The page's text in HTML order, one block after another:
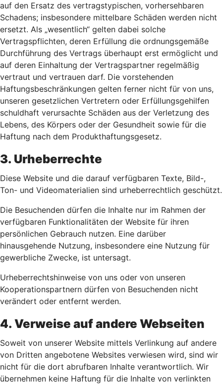
auf den Ersatz des vertragstypischen, vorhersehbaren
Schadens; insbesondere mittelbare Schäden werden nicht
ersetzt. Als „wesentlich“ gelten dabei solche
Vertragspflichten, deren Erfüllung die ordnungsgemäße
Durchführung des Vertrags überhaupt erst ermöglicht und
auf deren Einhaltung der Vertragspartner regelmäßig
vertraut und vertrauen darf. Die vorstehenden
Haftungsbeschränkungen gelten ferner nicht für von uns,
unseren gesetzlichen Vertretern oder Erfüllungsgehilfen
schuldhaft verursachte Schäden aus der Verletzung des
Lebens, des Körpers oder der Gesundheit sowie für die
Haftung nach dem Produkthaftungsgesetz.
3. Urheberrechte
Diese Website und die darauf verfügbaren Texte, Bild-,
Ton- und Videomaterialien sind urheberrechtlich geschützt.
Die Besuchenden dürfen die Inhalte nur im Rahmen der
verfügbaren Funktionalitäten der Website für ihren
persönlichen Gebrauch nutzen. Eine darüber
hinausgehende Nutzung, insbesondere eine Nutzung für
gewerbliche Zwecke, ist untersagt.
Urheberrechtshinweise von uns oder von unseren
Kooperationspartnern dürfen von Besuchenden nicht
verändert oder entfernt werden.
4. Verweise auf andere Webseiten
Soweit von unserer Website mittels Verlinkung auf andere
von Dritten angebotene Websites verwiesen wird, sind wir
nicht für die dort abrufbaren Inhalte verantwortlich. Wir
übernehmen keine Haftung für die Inhalte von verlinkten